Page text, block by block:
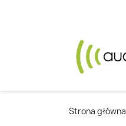
Strona główna